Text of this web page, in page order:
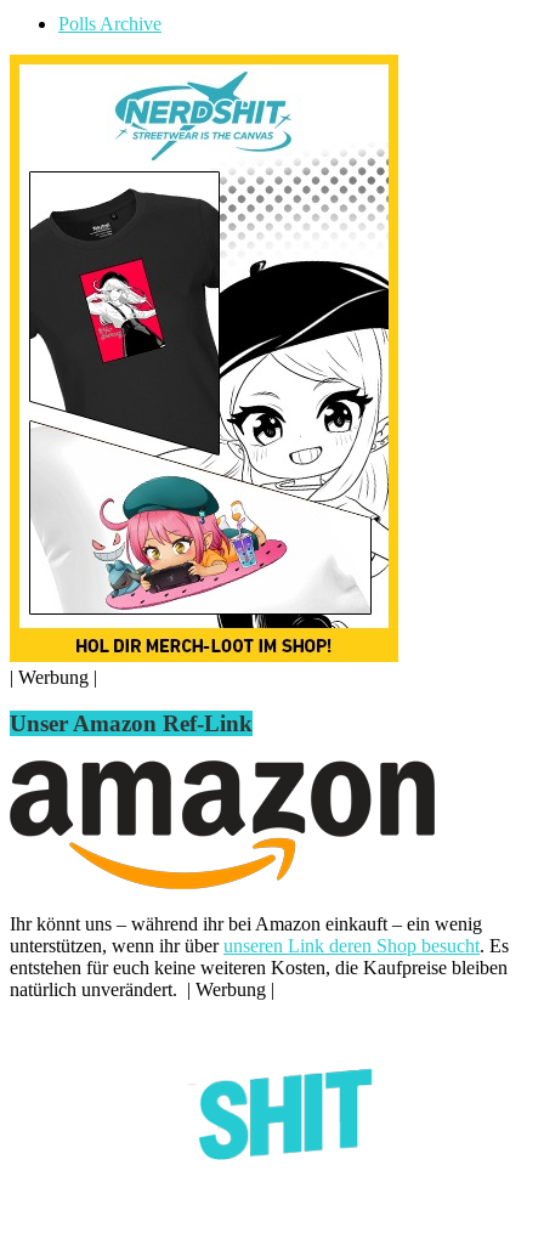
Polls Archive
| Werbung |
Unser Amazon Ref-Link
Ihr könnt uns – während ihr bei Amazon einkauft – ein wenig
unterstützen, wenn ihr überunseren Link deren Shop besucht. Es
entstehen für euch keine weiteren Kosten, die Kaufpreise bleiben
natürlich unverändert. | Werbung |